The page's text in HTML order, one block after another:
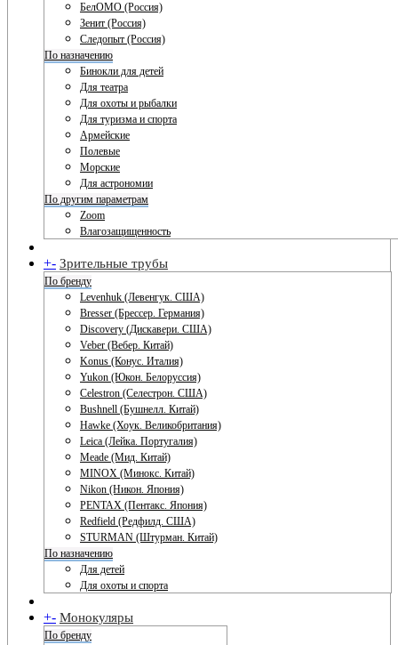
БелОМО (Россия)
Зенит (Россия)
Следопыт (Россия)
По назначению
Бинокли для детей
Для театра
Для охоты и рыбалки
Для туризма и спорта
Армейские
Полевые
Морские
Для астрономии
По другим параметрам
Zoom
Влагозащищенность
+- Зрительные трубы
По бренду
Levenhuk (Левенгук. США)
Bresser (Брессер. Германия)
Discovery (Дискавери. США)
Veber (Вебер. Китай)
Konus (Конус. Италия)
Yukon (Юкон. Белоруссия)
Celestron (Селестрон. США)
Bushnell (Бушнелл. Китай)
Hawke (Хоук. Великобритания)
Leica (Лейка. Португалия)
Meade (Мид. Китай)
MINOX (Минокс. Китай)
Nikon (Никон. Япония)
PENTAX (Пентакс. Япония)
Redfield (Редфилд. США)
STURMAN (Штурман. Китай)
По назначению
Для детей
Для охоты и спорта
+- Монокуляры
По бренду